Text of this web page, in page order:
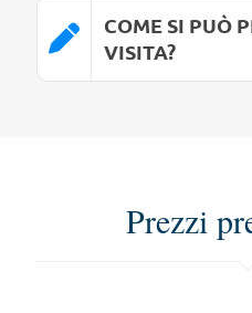
COME SI PUÒ
VISITA?
Prezzi